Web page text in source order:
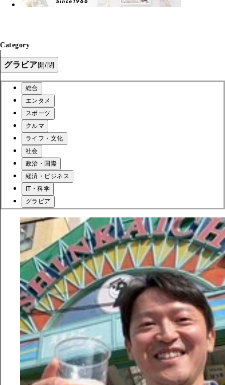
Category
グラビア開/閉
総合
エンタメ
スポーツ
クルマ
ライフ・文化
社会
政治・国際
経済・ビジネス
IT・科学
グラビア